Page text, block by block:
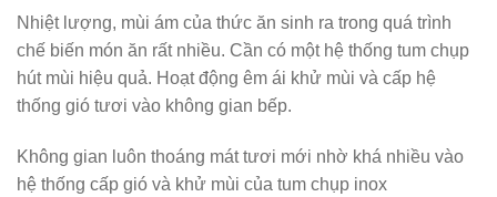
Nhiệt lượng, mùi ám của thức ăn sinh ra trong quá trình
chế biến món ăn rất nhiều. Cần có một hệ thống tum chụp
hút mùi hiệu quả. Hoạt động êm ái khử mùi và cấp hệ
thống gió tươi vào không gian bếp.
Không gian luôn thoáng mát tươi mới nhờ khá nhiều vào
hệ thống cấp gió và khử mùi của tum chụp inox